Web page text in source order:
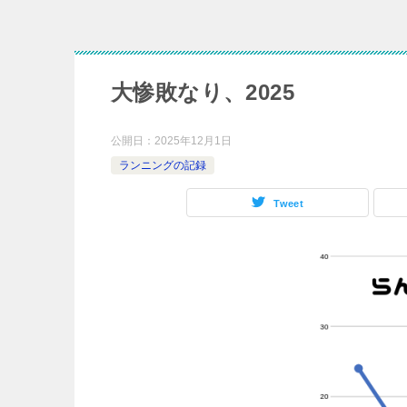
大惨敗なり、2025
公開日： 2025年12月1日
ランニングの記録
Tweet